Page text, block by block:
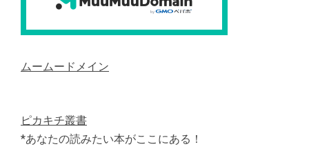
ムームードメイン
ピカキチ叢書
*あなたの読みたい本がここにある！